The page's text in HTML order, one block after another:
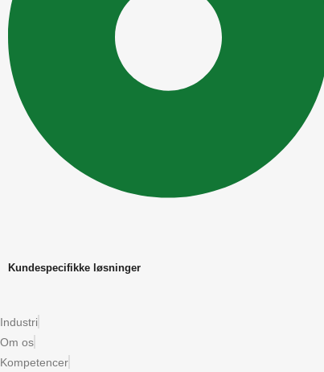
Kundespecifikke løsninger
Industri
Om os
Kompetencer